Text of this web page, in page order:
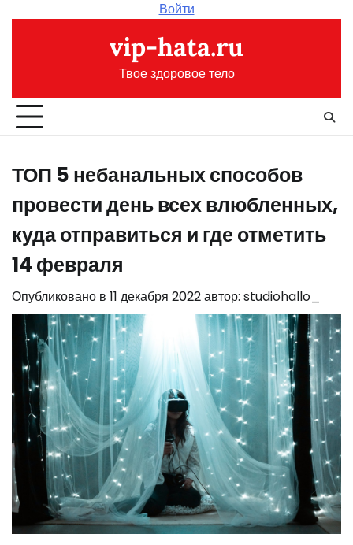
Войти
vip-hata.ru
Твое здоровое тело
ТОП 5 небанальных способов
провести день всех влюбленных,
куда отправиться и где отметить
14 февраля
Опубликовано в 11 декабря 2022автор: studiohallo_